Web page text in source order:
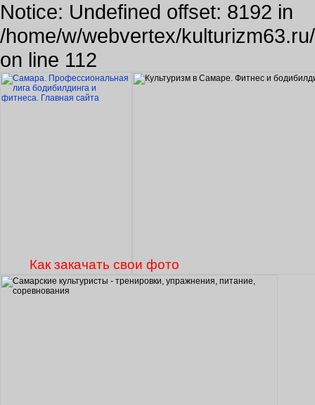
Notice: Undefined offset: 8192 in
/home/w/webvertex/
on line 112
Как закачать свои фото